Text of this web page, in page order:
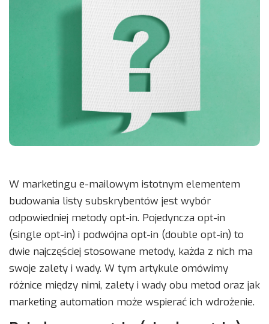
W marketingu e-mailowym istotnym elementem
budowania listy subskrybentów jest wybór
odpowiedniej metody opt-in. Pojedyncza opt-in
(single opt-in) i podwójna opt-in (double opt-in) to
dwie najczęściej stosowane metody, każda z nich ma
swoje zalety i wady. W tym artykule omówimy
różnice między nimi, zalety i wady obu metod oraz jak
marketing automation może wspierać ich wdrożenie.